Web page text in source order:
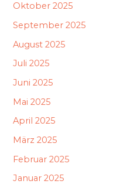
Oktober 2025
September 2025
August 2025
Juli 2025
Juni 2025
Mai 2025
April 2025
März 2025
Februar 2025
Januar 2025